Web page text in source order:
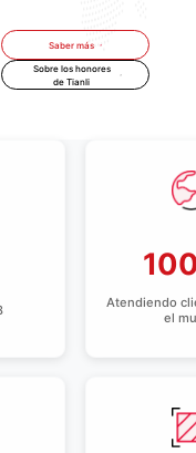
Saber más
Sobre los honores
de Tianli
Atendiendo
el